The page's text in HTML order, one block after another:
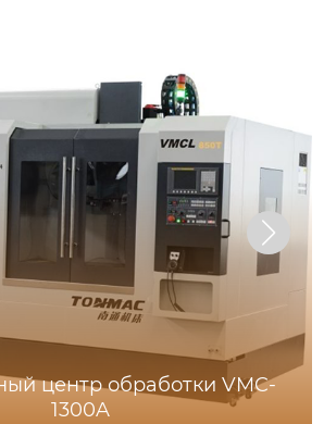
центр обработки VMC-
1300A